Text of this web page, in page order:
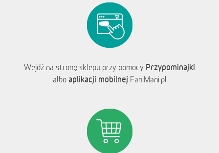
Wejdź na stronę sklepu przy pomocy Przypominajki
albo aplikacji mobilnej FaniMani.pl